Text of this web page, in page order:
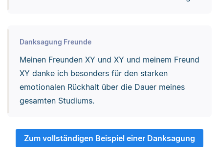
Danksagung Freunde
Meinen Freunden XY und XY und meinem Freund
XY danke ich besonders für den starken
emotionalen Rückhalt über die Dauer meines
gesamten Studiums.
Zum vollständigen Beispiel einer Danksagung